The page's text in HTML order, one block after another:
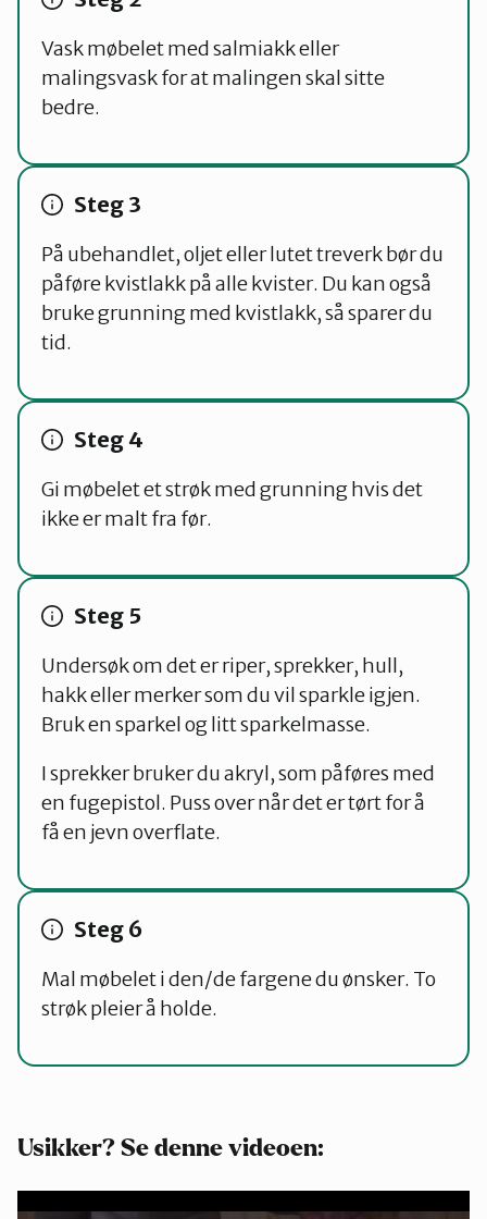
Vask møbelet med salmiakk eller
malingsvask for at malingen skal sitte
bedre.
På ubehandlet, oljet eller lutet treverk bør du
påføre kvistlakk på alle kvister. Du kan også
bruke grunning med kvistlakk, så sparer du
tid.
Gi møbelet et strøk med grunning hvis det
ikke er malt fra før.
Undersøk om det er riper, sprekker, hull,
hakk eller merker som du vil sparkle igjen.
Bruk en sparkel og litt sparkelmasse.
I sprekker bruker du akryl, som påføres med
en fugepistol. Puss over når det er tørt for å
få en jevn overflate.
Mal møbelet i den/de fargene du ønsker. To
strøk pleier å holde.
Usikker? Se denne videoen: